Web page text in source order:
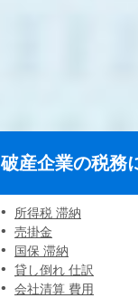
破産企業の税務
所得税 滞納
売掛金
国保 滞納
貸し倒れ 仕訳
会社清算 費用